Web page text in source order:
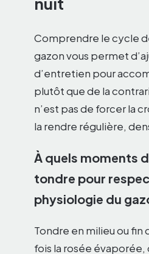
Comprendre le cycle
gazon vous permet
d’entretien pour
plutôt que de la
n’est pas de forcer la
la rendre régulière,
À quels moments
tondre pour
physiologie du
Tondre en milieu ou fin
fois la rosée évaporée,